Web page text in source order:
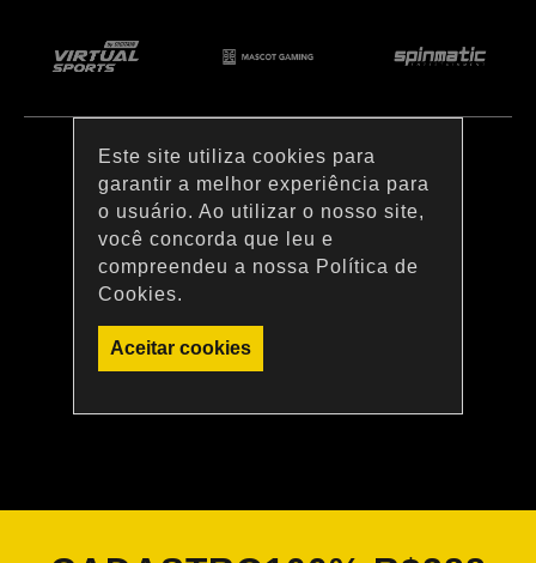
Este site utiliza cookies para
garantir a melhor experiência para
o usuário. Ao utilizar o nosso site,
você concorda que leu e
compreendeu a nossa Política de
Cookies.
Aceitar cookies